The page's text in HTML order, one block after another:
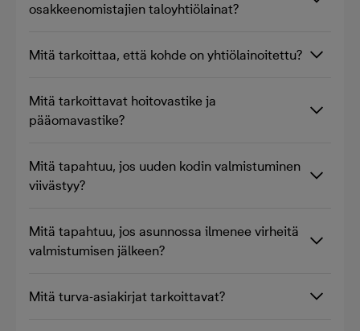
osakkeenomistajien taloyhtiölainat?
Mitä tarkoittaa, että kohde on yhtiölainoitettu?
Mitä tarkoittavat hoitovastike ja
pääomavastike?
Mitä tapahtuu, jos uuden kodin valmistuminen
viivästyy?
Mitä tapahtuu, jos asunnossa ilmenee virheitä
valmistumisen jälkeen?
Mitä turva-asiakirjat tarkoittavat?